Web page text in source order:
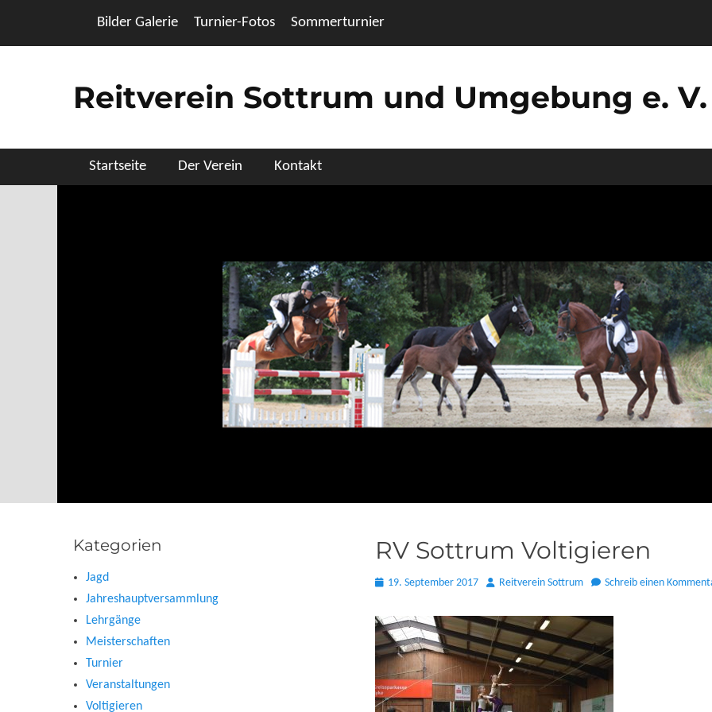
Header Top Menu
Bilder Galerie Turnier-Fotos Sommerturnier
Reitverein Sottrum und Umgebung e. V.
Primäres Menü
Startseite Der Verein Kontakt
RV Sottrum Voltigieren
Posted19. September 2017 AutorReitverein Sottrum Schreib einen
Kategorien
Jagd
Jahreshauptversammlung
Lehrgänge
Meisterschaften
Turnier
Veranstaltungen
Voltigieren